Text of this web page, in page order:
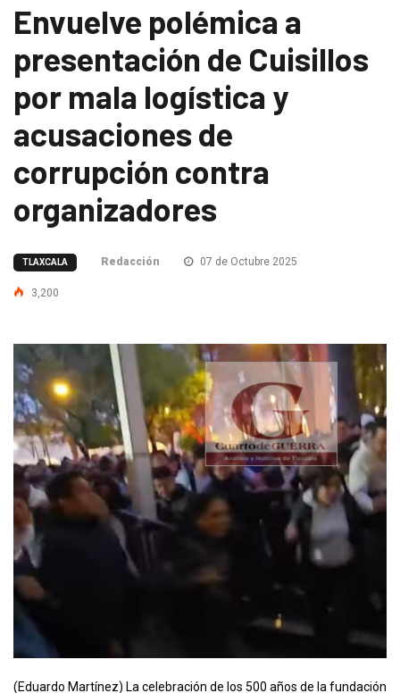
Envuelve polémica a
presentación de Cuisillos
por mala logística y
acusaciones de
corrupción contra
organizadores
TLAXCALA Redacción 07 de Octubre 2025
3,200
(Eduardo Martínez) La celebración de los 500 años de la fundación